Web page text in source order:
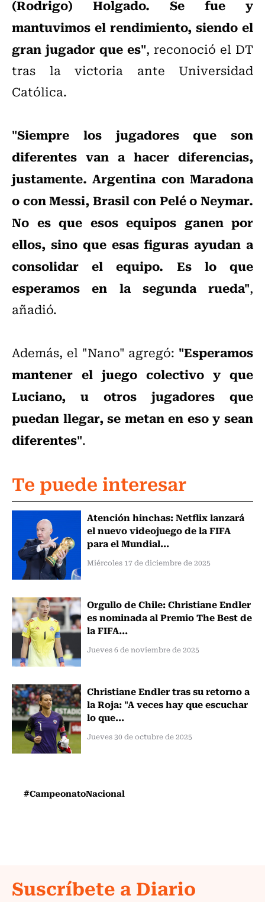
(Rodrigo) Holgado. Se fue y
mantuvimos el rendimiento, siendo el
gran jugador que es", reconoció el DT
tras la victoria ante Universidad
Católica.
"Siempre los jugadores que son
diferentes van a hacer diferencias,
justamente. Argentina con Maradona
o con Messi, Brasil con Pelé o Neymar.
No es que esos equipos ganen por
ellos, sino que esas figuras ayudan a
consolidar el equipo. Es lo que
esperamos en la segunda rueda",
añadió.
Además, el "Nano" agregó: "Esperamos
mantener el juego colectivo y que
Luciano, u otros jugadores que
puedan llegar, se metan en eso y sean
diferentes".
Te puede interesar
Atención hinchas: Netflix lanzará
el nuevo videojuego de la FIFA
para el Mundial...
Miércoles 17 de diciembre de 2025
Orgullo de Chile: Christiane Endler
es nominada al Premio The Best de
la FIFA...
Jueves 6 de noviembre de 2025
Christiane Endler tras su retorno a
la Roja: "A veces hay que escuchar
lo que...
Jueves 30 de octubre de 2025
#CampeonatoNacional